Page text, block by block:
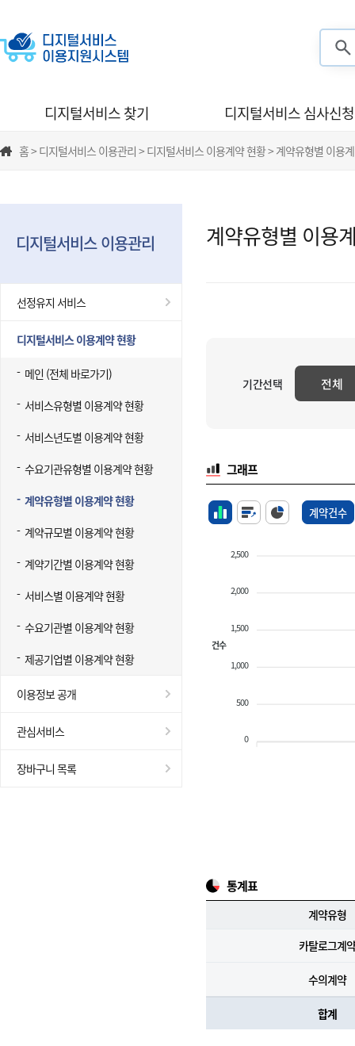
디지털서비스 찾기 디지털서비스 심사신청
홈 > 디지털서비스 이용관리 > 디지털서비스 이용계약 현황 > 계약유형별 이용
디지털서비스 이용관리
선정유지 서비스
디지털서비스 이용계약 현황
메인 (전체 바로가기)
서비스유형별 이용계약 현황
서비스년도별 이용계약 현황
수요기관유형별 이용계약 현황
계약유형별 이용계약 현황
계약규모별 이용계약 현황
계약기간별 이용계약 현황
서비스별 이용계약 현황
수요기관별 이용계약 현황
제공기업별 이용계약 현황
이용정보 공개
관심서비스
장바구니 목록
계약유형별 이용
기간선택 전체
그래프
계약건수
2,500
2,000
1,500
1,000
500
0
건수
통계표
계약유형
카탈로그계약
수의계약
합계